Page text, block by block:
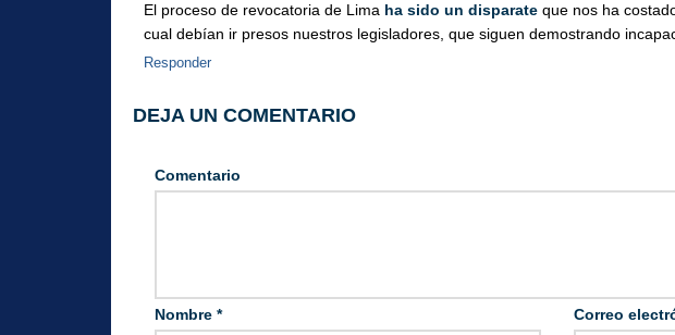
El proceso de revocatoria de Lima ha sido un disparate que nos ha
cual debían ir presos nuestros legisladores, que siguen demostrando
Responder
DEJA UN COMENTARIO
Comentario
Nombre * Correo